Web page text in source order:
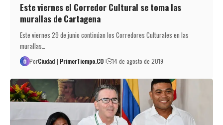
Este viernes el Corredor Cultural se toma las
murallas de Cartagena
Este viernes 29 de junio continúan los Corredores Culturales en las
murallas…
PorCiudad | PrimerTiempo.CO 14 de agosto de 2019